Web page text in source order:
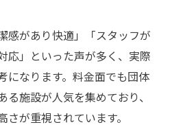
感があり快適」「スタッフが
応」といった声が多く、実際
になります。料金面でも団体
施設が人気を集めており、
が重視されています。